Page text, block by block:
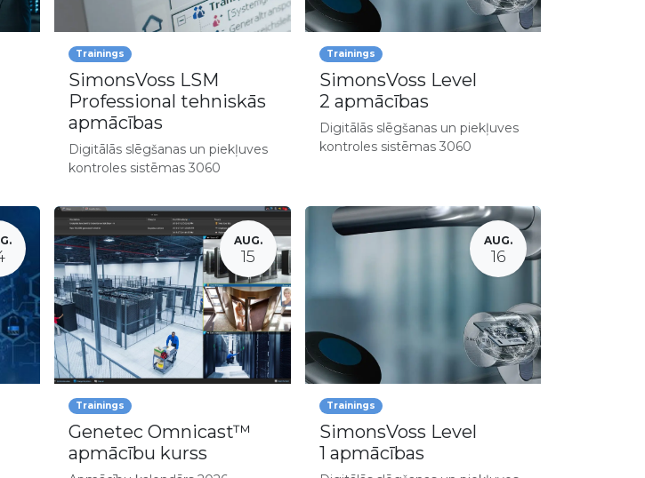
Trainings
SimonsVoss LSM
Professional tehniskās
apmācības
Digitālās slēgšanas un piekļuves
kontroles sistēmas 3060
Trainings
SimonsVoss Level
2 apmācības
Digitālās slēgšanas un piekļuves
kontroles sistēmas 3060
AUG.
15
Trainings
Genetec Omnicast™
apmācību kurss
AUG.
16
Trainings
SimonsVoss Level
1 apmācības